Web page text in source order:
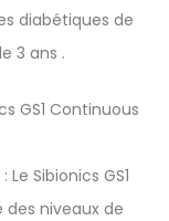
diabétiques de
3 ans .
GS1 Continuous
Sibionics GS1
niveaux de